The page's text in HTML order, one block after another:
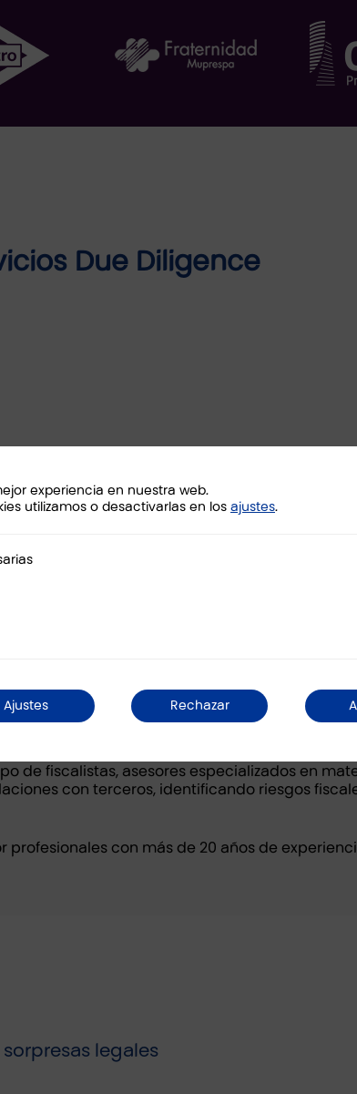
Due Diligence
en relación con los datos financieros
y principales indicadores financieros
cotizadas.
o riesgos inherentes a la
de fiscalistas, asesores especializados en
con terceros, identificando riesgos
con más de 20 años de
legales
experiencia en nuestra web.
utilizamos o desactivarlas en los ajustes.
Rechazar
Ajustes